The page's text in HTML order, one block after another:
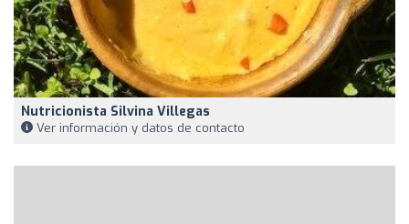
Nutricionista Silvina Villegas
Ver información y datos de contacto